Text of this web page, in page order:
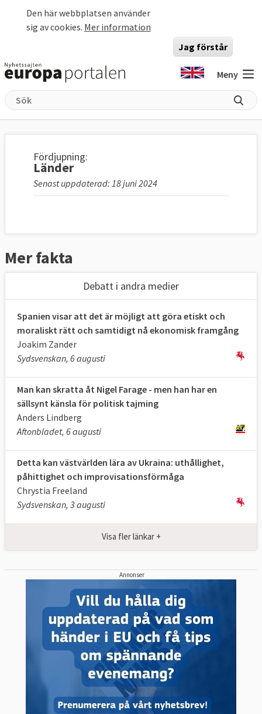
Den här webbplatsen använder
sig av cookies. Mer information
Jag förstår
Meny
Fördjupning:
Länder
Senast uppdaterad: 18 juni 2024
Mer fakta
Debatt i andra medier
Spanien visar att det är möjligt att göra etiskt och
moraliskt rätt och samtidigt nå ekonomisk framgång
Joakim Zander
Sydsvenskan, 6 augusti
Man kan skratta åt Nigel Farage - men han har en
sällsynt känsla för politisk tajming
Anders Lindberg
Aftonbladet, 6 augusti
Detta kan västvärlden lära av Ukraina: uthållighet,
påhittighet och improvisationsförmåga
Chrystia Freeland
Sydsvenskan, 3 augusti
Visa fler länkar +
Annonser